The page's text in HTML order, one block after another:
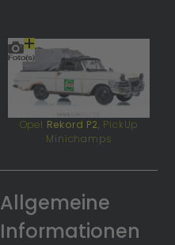
Opel Rekord P2, PickUp
Minichamps
Allgemeine
Informationen